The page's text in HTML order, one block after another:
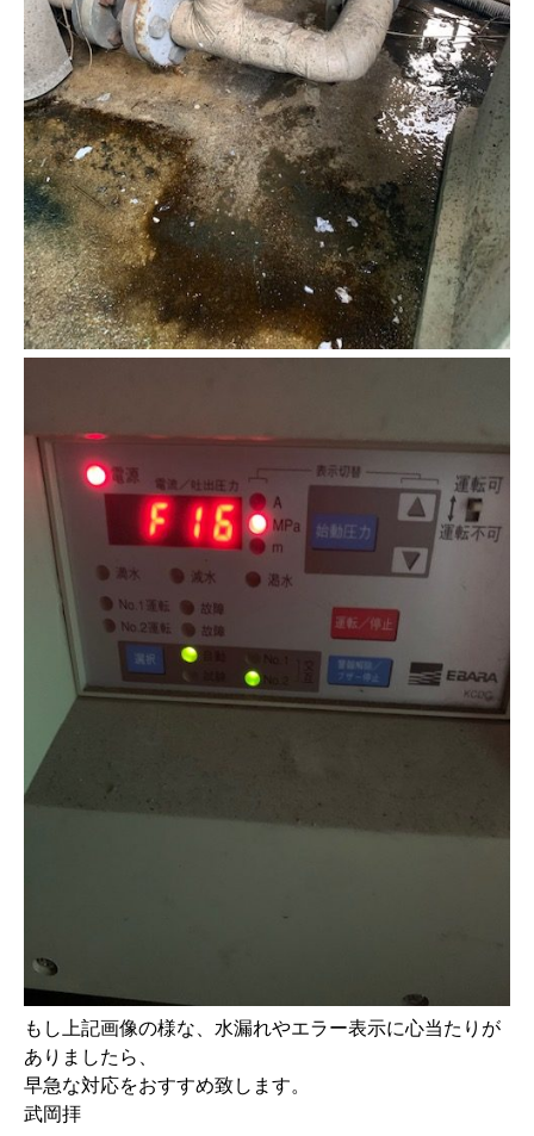
もし上記画像の様な、水漏れやエラー表示に心当たりが
ありましたら、
早急な対応をおすすめ致します。
武岡拝